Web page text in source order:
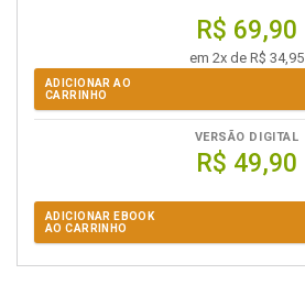
R$ 69,90
em 2x de R$ 34,95
ADICIONAR AO
CARRINHO
VERSÃO DIGITAL
R$ 49,90
ADICIONAR EBOOK
AO CARRINHO